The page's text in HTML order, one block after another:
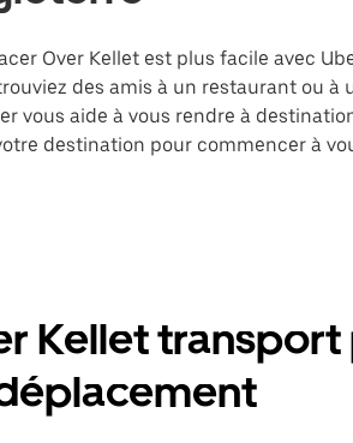
Over Kellet est plus facile avec
des amis à un restaurant ou
vous aide à vous rendre à
destination pour commencer à
Kellet